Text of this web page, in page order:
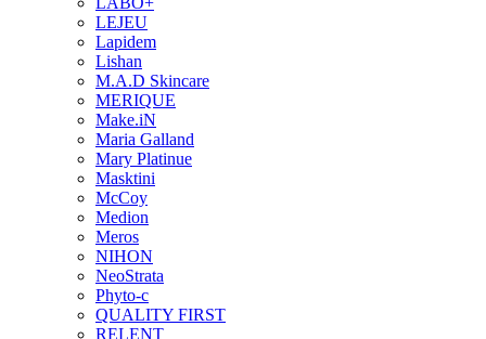
LEJEU
Lapidem
Lishan
M.A.D Skincare
MERIQUE
Make.iN
Maria Galland
Mary Platinue
Masktini
McCoy
Medion
Meros
NIHON
NeoStrata
Phyto-c
QUALITY FIRST
RELENT